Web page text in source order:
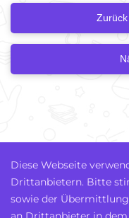
Diese Webseite
Drittanbietern. Bitte
sowie der